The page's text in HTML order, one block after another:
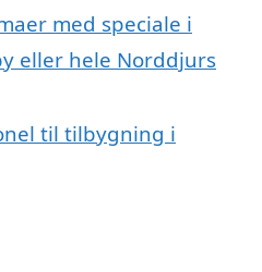
med speciale i
eller hele Norddjurs
til tilbygning i